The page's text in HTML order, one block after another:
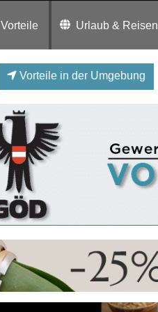
Vorteile Urlaub & Reisen
Vorteile in der Umgebung